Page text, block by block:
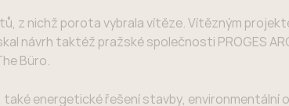
z nichž porota vybrala vítěze. Vítězným
návrh taktéž pražské společnosti PROGES
Büro.
energetické řešení stavby, environmentální